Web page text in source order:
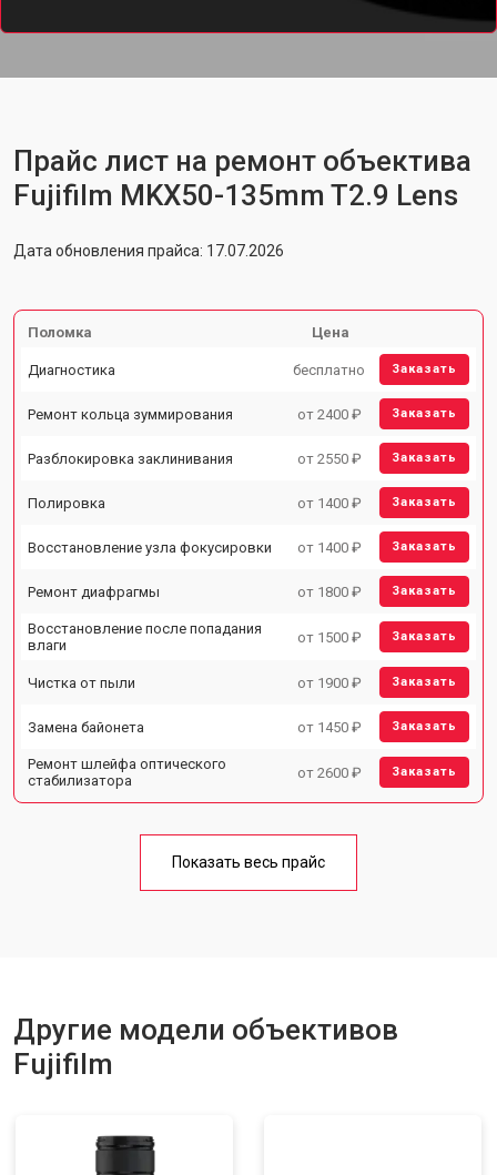
Прайс лист на ремонт объектива
Fujifilm MKX50-135mm T2.9 Lens
Дата обновления прайса: 17.07.2026
Поломка Цена
Диагностика бесплатно Заказать
Ремонт кольца зуммирования от 2400 ₽ Заказать
Разблокировка заклинивания от 2550 ₽ Заказать
Полировка от 1400 ₽ Заказать
Восстановление узла фокусировки от 1400 ₽ Заказать
Ремонт диафрагмы от 1800 ₽ Заказать
Восстановление после попадания
влаги
от 1500 ₽ Заказать
Чистка от пыли от 1900 ₽ Заказать
Замена байонета от 1450 ₽ Заказать
Ремонт шлейфа оптического
стабилизатора
от 2600 ₽ Заказать
Показать весь прайс
Другие модели объективов
Fujifilm